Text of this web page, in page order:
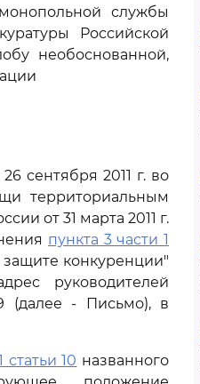
службы
Российской
необоснованной,
сентября 2011 г. во
территориальным
от 31 марта 2011 г.
пункта 3 части 1
конкуренции"
руководителей
(далее - Письмо), в
статьи 10 названного